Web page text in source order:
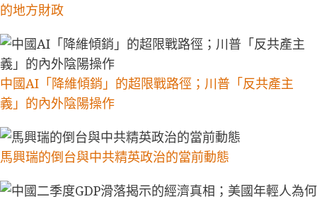
的地方財政
中國AI「降維傾銷」的超限戰路徑；川普「反共產主
義」的內外陰陽操作
馬興瑞的倒台與中共精英政治的當前動態